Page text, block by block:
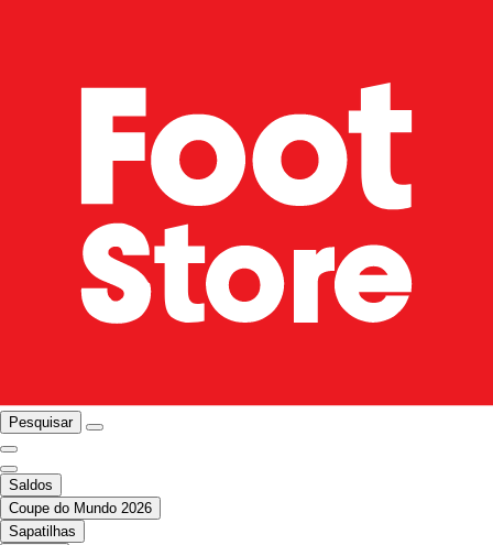
Pesquisar
Saldos
Coupe do Mundo 2026
Sapatilhas